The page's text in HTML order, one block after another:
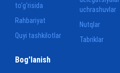
uchrashuvlar
Nutqlar
Tabriklar
to‘g‘risida
Rahbariyat
Quyi tashkilotlar
Bog'lanish